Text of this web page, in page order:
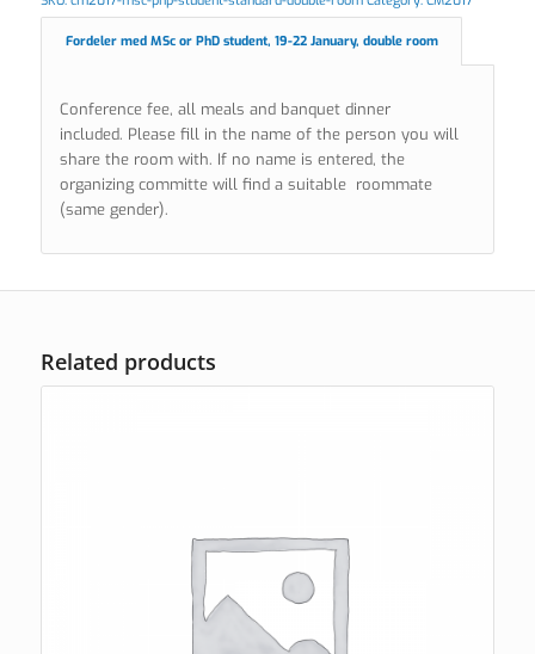
Fordeler med MSc or PhD student, 19-22 January, double room
Conference fee, all meals and banquet dinner
included. Please fill in the name of the person you will
share the room with. If no name is entered, the
organizing committe will find a suitable roommate
(same gender).
Related products